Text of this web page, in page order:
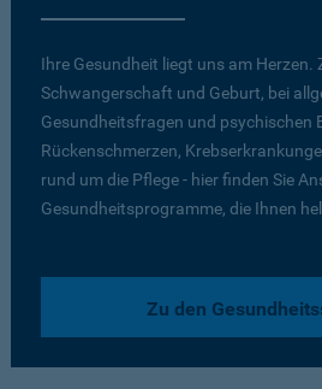
Ihre Gesundheit liegt uns am Herzen.
Schwangerschaft und Geburt, bei
Gesundheitsfragen und psychischen
Rückenschmerzen,
rund um die Pflege - hier finden Sie
Gesundheitsprogramme, die Ihnen
Zu den